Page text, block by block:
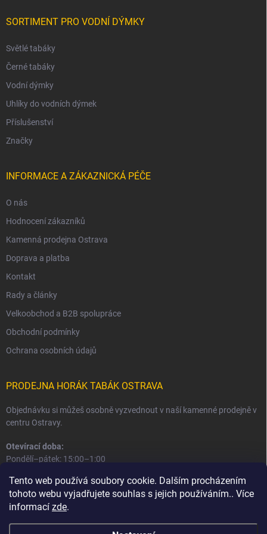
Tento web používá soubory cookie. Dalším procházením
tohoto webu vyjadřujete souhlas s jejich používáním.. Více
informací zde.
SORTIMENT PRO VODNÍ DÝMKY
Světlé tabáky
Černé tabáky
Vodní dýmky
Uhlíky do vodních dýmek
Příslušenství
Značky
INFORMACE A ZÁKAZNICKÁ PÉČE
O nás
Hodnocení zákazníků
Kamenná prodejna Ostrava
Doprava a platba
Kontakt
Rady a články
Velkoobchod a B2B spolupráce
Obchodní podmínky
Ochrana osobních údajů
PRODEJNA HORÁK TABÁK OSTRAVA
Objednávku si můžeš osobně vyzvednout v naší kamenné prodejně v
centru Ostravy.
Otevírací doba:
Pondělí–pátek: 15:00–1:00
Informace o prodejně a osobním odběru